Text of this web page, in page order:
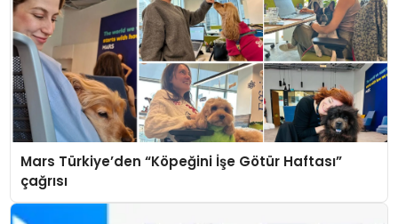
Mars Türkiye’den “Köpeğini İşe Götür Haftası”
çağrısı